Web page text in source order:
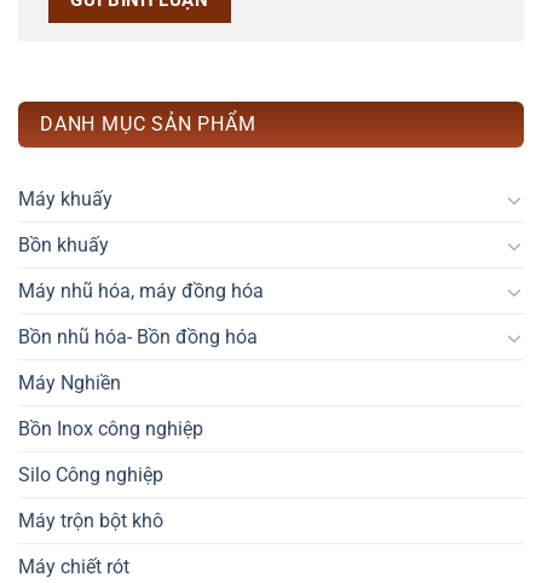
DANH MỤC SẢN PHẨM
Máy khuấy
Bồn khuấy
Máy nhũ hóa, máy đồng hóa
Bồn nhũ hóa- Bồn đồng hóa
Máy Nghiền
Bồn Inox công nghiệp
Silo Công nghiệp
Máy trộn bột khô
Máy chiết rót